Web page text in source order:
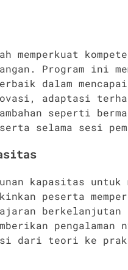
memperkuat
Program ini
dalam
adaptasi
seperti
selama sesi
kapasitas
peserta
pengalaman
dari teori ke